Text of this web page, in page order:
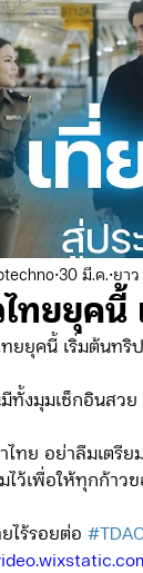
งคับบัญชา ทท.2
จัดซื้อจัดจ้า
คับการท่องเที่ยว
ตัวชี้วัด ทท.3
น้าที่ บก.ทท.1
ไทยยุคนี้
30 มี.ค. ยาว
ทยยุคนี้ เริ่มต้นท
มีทั้งมุมเช็กอินสวย
ไทย อย่าลืมเตรีย
มไว้เพื่อให้ทุกก้า
ไร้รอยต่อ #TDAC